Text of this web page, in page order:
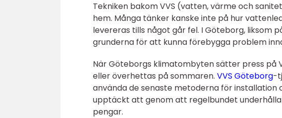
Tekniken bakom VVS (vatten, värme och
hem. Många tänker kanske inte på hur
levereras tills något går fel. I Göteborg, liksom
grunderna för att kunna förebygga problem
När Göteborgs klimatombyten sätter press på
eller överhettas på sommaren. VVS Göteborg-
använda de senaste metoderna för
upptäckt att genom att regelbundet
pengar.